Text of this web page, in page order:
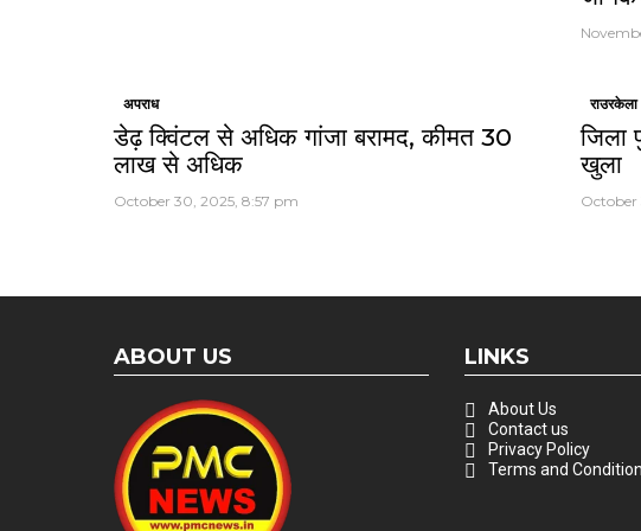
अपराध
डेढ़ क्विंटल से अधिक गांजा बरामद, कीमत 30
लाख से अधिक
October 30, 2025, 8:57 pm
राउरकेला
जिला
खुला
October
ABOUT US LINKS
About Us
Contact us
Privacy Policy
Terms and